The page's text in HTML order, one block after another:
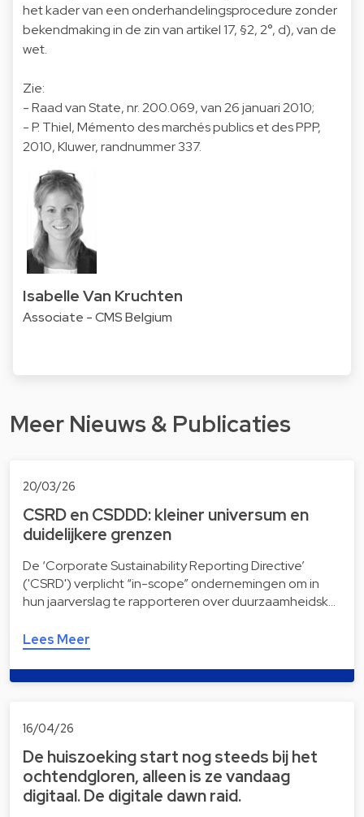
het kader van een onderhandelingsprocedure zonder
bekendmaking in de zin van artikel 17, §2, 2°, d), van de
wet.
Zie:
- Raad van State, nr. 200.069, van 26 januari 2010;
- P. Thiel, Mémento des marchés publics et des PPP,
2010, Kluwer, randnummer 337.
Isabelle Van Kruchten
Associate - CMS Belgium
Meer Nieuws & Publicaties
20/03/26
CSRD en CSDDD: kleiner universum en
duidelijkere grenzen
De ‘Corporate Sustainability Reporting Directive’
('CSRD') verplicht “in-scope” ondernemingen om in
hun jaarverslag te rapporteren over duurzaamheidsk…
Lees Meer
16/04/26
De huiszoeking start nog steeds bij het
ochtendgloren, alleen is ze vandaag
digitaal. De digitale dawn raid.